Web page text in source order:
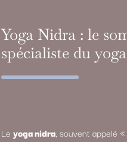
Yoga Nidra : le
spécialiste du
Le yoga nidra, souvent appelé